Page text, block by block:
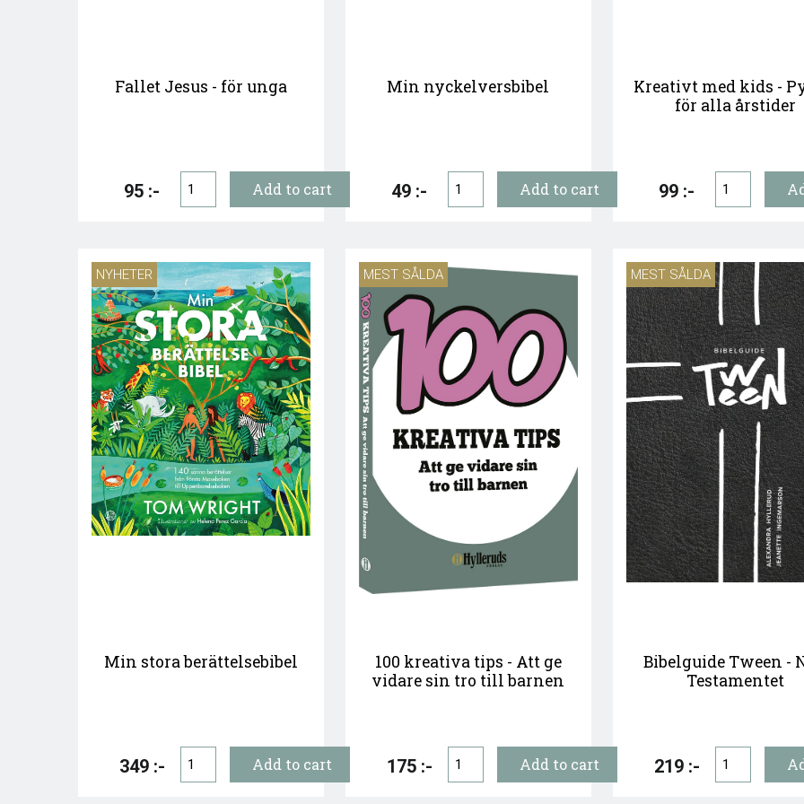
Fallet Jesus - för unga
95 :-
Min nyckelversbibel
49 :-
Kreativt med kids -
för alla årstider
99 :-
NYHETER
Min stora berättelsebibel
349 :-
MEST SÅLDA
100 kreativa tips - Att ge
vidare sin tro till barnen
175 :-
MEST SÅLDA
Bibelguide Tween -
Testamentet
219 :-